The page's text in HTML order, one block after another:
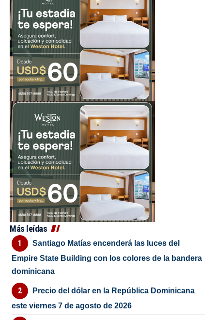
Más leídas
Santiago Matías encenderá las luces del
Empire State Building con los colores de la bandera
dominicana
Precio del dólar en la República Dominicana
este viernes 7 de agosto de 2026